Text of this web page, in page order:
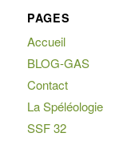
PAGES
Accueil
BLOG-GAS
Contact
La Spéléologie
SSF 32